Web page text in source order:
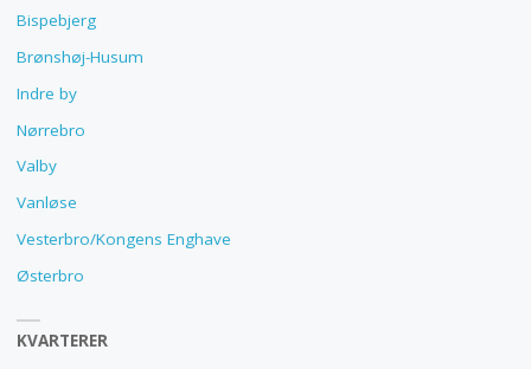
Bispebjerg
Brønshøj-Husum
Indre by
Nørrebro
Valby
Vanløse
Vesterbro/Kongens Enghave
Østerbro
KVARTERER